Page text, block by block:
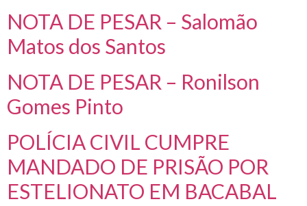
NOTA DE PESAR – Salomão
Matos dos Santos
NOTA DE PESAR – Ronilson
Gomes Pinto
POLÍCIA CIVIL CUMPRE
MANDADO DE PRISÃO POR
ESTELIONATO EM BACABAL